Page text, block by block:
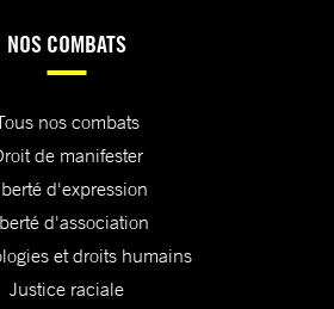
NOS COMBATS
nos combats
de manifester
d'expression
d'association
et droits humains
Justice raciale